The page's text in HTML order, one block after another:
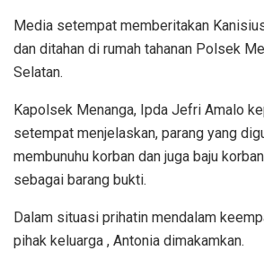
Media setempat memberitakan
dan ditahan di rumah tahanan Polsek
Selatan.
Kapolsek Menanga, Ipda Jefri Amalo
setempat menjelaskan, parang yang
membunuhu korban dan juga baju
sebagai barang bukti.
Dalam situasi prihatin mendalam
pihak keluarga , Antonia dimakamkan.